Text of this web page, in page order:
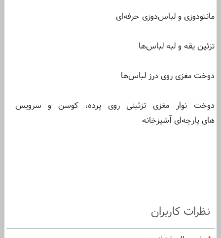
مانتودوزی و لباس‌دوزی حرفه‌ای
تزئین یقه و لبه لباس‌ها
دوخت مغزی روی درز لباس‌ها
دوخت نوار مغزی تزئینی روی پرده، کوسن و سرویس
های پارچه‌ای آشپزخانه
نظرات کاربران